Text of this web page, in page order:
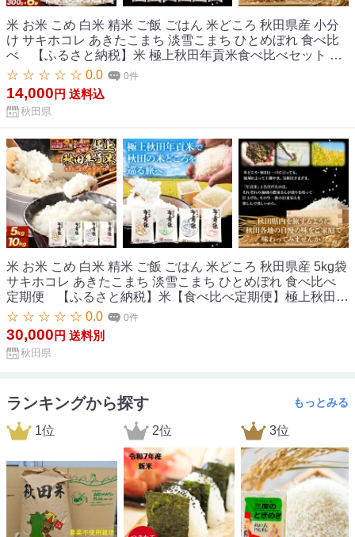
米 お米 こめ 白米 精米 ご飯 ごはん 米どころ 秋田県産 小分
け サキホコレ あきたこまち 淡雪こまち ひとめぼれ 食べ比
べ 【ふるさと納税】米 極上秋田年貢米食べ比べセット 2
合（300g)×6袋 令和7年産 秋田県産 [米 お米 こめ 白米 精米
ご飯 ごはん 米どころ 秋田県産 小分け サキホコレ あきたこ
まち 淡雪こまち ひとめぼれ 食べ比べ]
☆ ☆ ☆ ☆ ☆ 0.0 0件
14,000 円 送料込
秋田県
米 お米 こめ 白米 精米 ご飯 ごはん 米どころ 秋田県産 5kg袋
サキホコレ あきたこまち 淡雪こまち ひとめぼれ 食べ比べ
定期便 【ふるさと納税】米【食べ比べ定期便】極上秋田年
貢米【選べる容量（5kg／10kg（5kg×2袋））×お届け回数
（定期便2ヶ月／3ヶ月／4ヶ月／5ヶ月／6ヶ月）】令和7年
産 秋田県産 [米 お米 こめ 白米 精米 ご飯 ごはん 米どころ 秋
田県産]
☆ ☆ ☆ ☆ ☆ 0.0 0件
30,000 円 送料別
秋田県
ランキングから探す もっとみる
1位 2位 3位